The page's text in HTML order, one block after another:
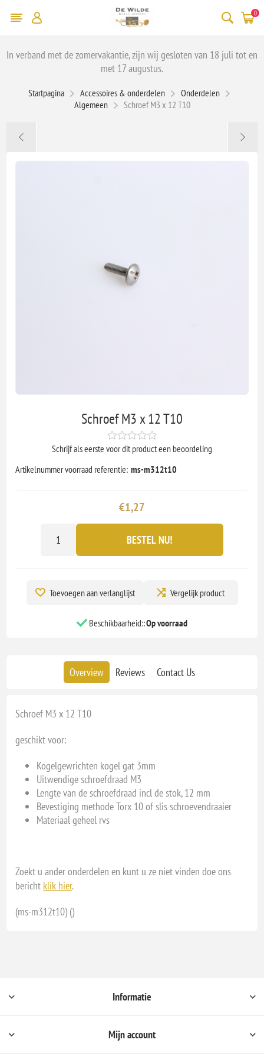
0
In verband met de zomervakantie, zijn wij gesloten van 18 juli tot en
met 17 augustus.
Startpagina Accessoires & onderdelen
Onderdelen
Algemeen
Schroef M3 x 12 T10
Schroef M3 x 12 T10
Schrijf als eerste voor dit product een beoordeling
Artikelnummer voorraad referentie: ms-m312t10
€1,27
BESTEL NU!
Toevoegen aan verlanglijst Vergelijk product
Beschikbaarheid::Op voorraad
Overview Reviews Contact Us
Schroef M3 x 12 T10
geschikt voor:
Kogelgewrichten kogel gat 3mm
Uitwendige schroefdraad M3
Lengte van de schroefdraad incl de stok, 12 mm
Bevestiging methode Torx 10 of slis schroevendraaier
Materiaal geheel rvs
Zoekt u ander onderdelen en kunt u ze niet vinden doe ons
bericht klik hier.
(ms-m312t10) ()
Informatie
Mijn account